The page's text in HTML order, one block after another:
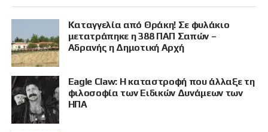
Καταγγελία από Θράκη! Σε φυλάκιο
μετατράπηκε η 388 ΠΑΠ Σαπών –
Αδρανής η Δημοτική Αρχή
Eagle Claw: Η καταστροφή που άλλαξε τη
φιλοσοφία των Ειδικών Δυνάμεων των
ΗΠΑ